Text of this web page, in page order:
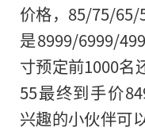
价格，85/75/65/
是8999/6999/
寸预定前1000名
55最终到手价
兴趣的小伙伴可